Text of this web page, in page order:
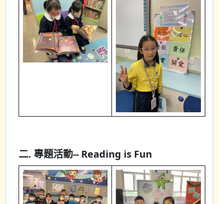
二. 專題活動-- Reading is Fun